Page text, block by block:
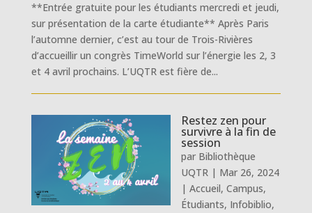
**Entrée gratuite pour les étudiants mercredi et jeudi,
sur présentation de la carte étudiante** Après Paris
l’automne dernier, c’est au tour de Trois-Rivières
d’accueillir un congrès TimeWorld sur l’énergie les 2, 3
et 4 avril prochains. L’UQTR est fière de...
Restez zen pour
survivre à la fin de
session
par Bibliothèque
UQTR| Mar 26, 2024
| Accueil, Campus,
Étudiants, Infobiblio,